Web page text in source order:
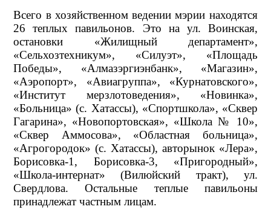
Всего в хозяйственном ведении мэрии находятся
26 теплых павильонов. Это на ул. Воинская,
остановки «Жилищный департамент»,
«Сельхозтехникум», «Силуэт», «Площадь
Победы», «Алмазэргиэнбанк», «Магазин»,
«Аэропорт», «Авиагруппа», «Курнатовского»,
«Институт мерзлотоведения», «Новинка»,
«Больница» (с. Хатассы), «Спортшкола», «Сквер
Гагарина», «Новопортовская», «Школа № 10»,
«Сквер Аммосова», «Областная больница»,
«Агрогородок» (с. Хатассы), авторынок «Лера»,
Борисовка-1, Борисовка-3, «Пригородный»,
«Школа-интернат» (Вилюйский тракт), ул.
Свердлова. Остальные теплые павильоны
принадлежат частным лицам.